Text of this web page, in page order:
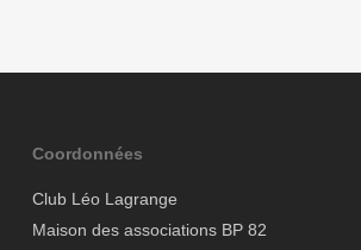
Coordonnées
Club Léo Lagrange
Maison des associations BP 82